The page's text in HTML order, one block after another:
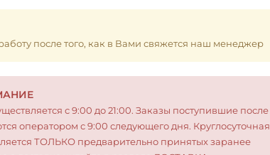
после того, как в Вами свяжется наш менеджер
с 9:00 до 21:00. Заказы поступившие после
оператором с 9:00 следующего дня. Круглосуточная
ТОЛЬКО предварительно принятых заранее